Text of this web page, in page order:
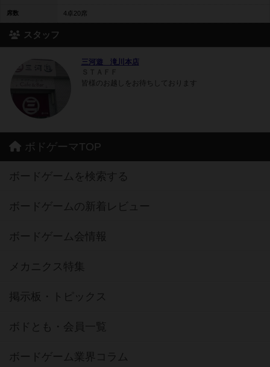
席数 4卓20席
スタッフ
三河遊 滝川本店
皆様のお越しをお待ちしております
ボドゲーマTOP
ボードゲームを検索する
ボードゲームの新着レビュー
ボードゲーム会情報
メカニクス特集
掲示板・トピックス
ボドとも・会員一覧
ボードゲーム業界コラム